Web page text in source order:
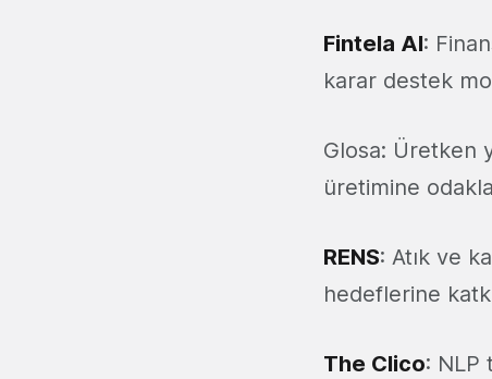
Fintela AI:
karar destek
Glosa: Üretken
üretimine
RENS: Atık ve
hedeflerine
The Clico: NLP